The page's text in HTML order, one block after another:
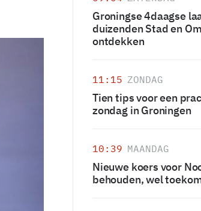
Groningse 4daagse
duizenden Stad en
ontdekken
11:15 ZONDAG
Tien tips voor een
zondag in Groningen
10:39 MAANDAG
Nieuwe koers voor
behouden, wel